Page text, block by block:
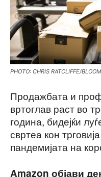
PHOTO: CHRIS RATCLIFFE/
Продажбата и
вртоглав раст во
година, бидејќи
свртеа кон
пандемијата на
Amazon објави